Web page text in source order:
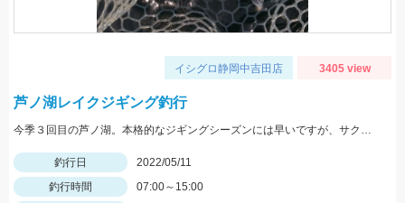
イシグロ静岡中吉田店 3405 view
芦ノ湖レイクジギング釣行
今季３回目の芦ノ湖。本格的なジギングシーズンには早いですが、サクラマス狙いで１人釣行。
釣行日
2022/05/11
釣行時間
07:00～15:00